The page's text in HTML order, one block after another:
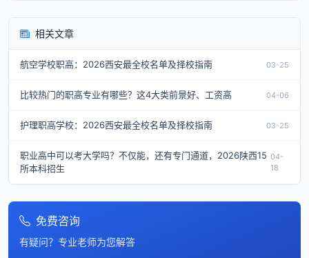
相关文章
航空学校职高：2026西安最全校名单及择校指南 03-25
比较热门的职高专业有哪些？这4大类前景好、工资高 04-06
护理职高学校：2026西安最全校名单及择校指南 03-25
职业高中可以考大学吗？不仅能，还有专门通道，2026陕西15
所本科招生
04-
18
免费咨询
有疑问？专业老师为您解答